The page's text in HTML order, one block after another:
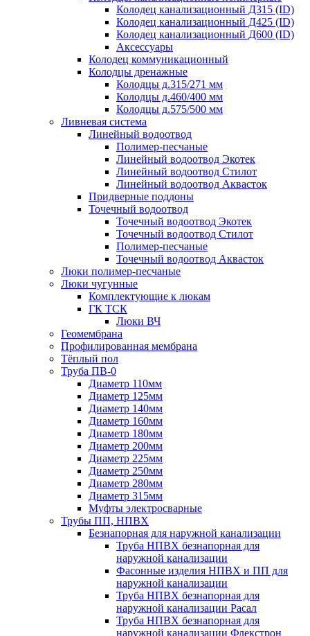
Колодец канализационный Д315 (ID)
Колодец канализационный Д425 (ID)
Колодец канализационный Д600 (ID)
Аксессуары
Колодец коммуникационный
Колодцы дренажные
Колодцы д.315/271 мм
Колодцы д.460/400 мм
Колодцы д.575/500 мм
Ливневая система
Линейный водоотвод
Полимер-песчаные
Линейный водоотвод Экотек
Линейный водоотвод Стилот
Линейный водоотвод Аквасток
Придверные поддоны
Точечный водоотвод
Точечный водоотвод Экотек
Точечный водоотвод Стилот
Полимер-песчаные
Точечный водоотвод Аквасток
Люки полимер-песчаные
Люки чугунные
Комплектующие к люкам
ГК ТСК
Люки ВЧ
Геомембрана
Профилированная мембрана
Тёплый пол
Труба ПВ-0
Диаметр 110мм
Диаметр 125мм
Диаметр 140мм
Диаметр 160мм
Диаметр 180мм
Диаметр 200мм
Диаметр 225мм
Диаметр 250мм
Диаметр 280мм
Диаметр 315мм
Муфты электросварные
Трубы ПП, НПВХ
Безнапорная для наружной канализации
Труба НПВХ безнапорная для
наружной канализации
Фасонные изделия НПВХ и ПП для
наружной канализации
Труба НПВХ безнапорная для
наружной канализации Расал
Труба НПВХ безнапорная для
наружной канализации Флекстрон